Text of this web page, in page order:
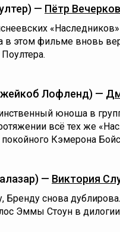
— Пётр Вечерков
в этом фильме вновь
Лофленд) —
юноша в
всё тех же
Кэмерона
— Виктория
Бренду снова
Эммы Стоун в